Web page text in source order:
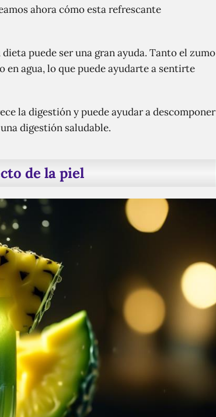
ahora cómo esta refrescante
puede ser una gran ayuda. Tanto el zumo
agua, lo que puede ayudarte a sentirte
la digestión y puede ayudar a descomponer
digestión saludable.
de la piel